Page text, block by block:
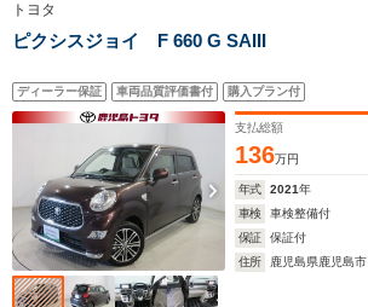
トヨタ
ピクシスジョイ F 660 G SAIII
ディーラー保証 車両品質評価書付 購入プラン付
支払総額
136万円
年式 2021年
車検
車検整備付
保証
保証付
住所
鹿児島県鹿児島市